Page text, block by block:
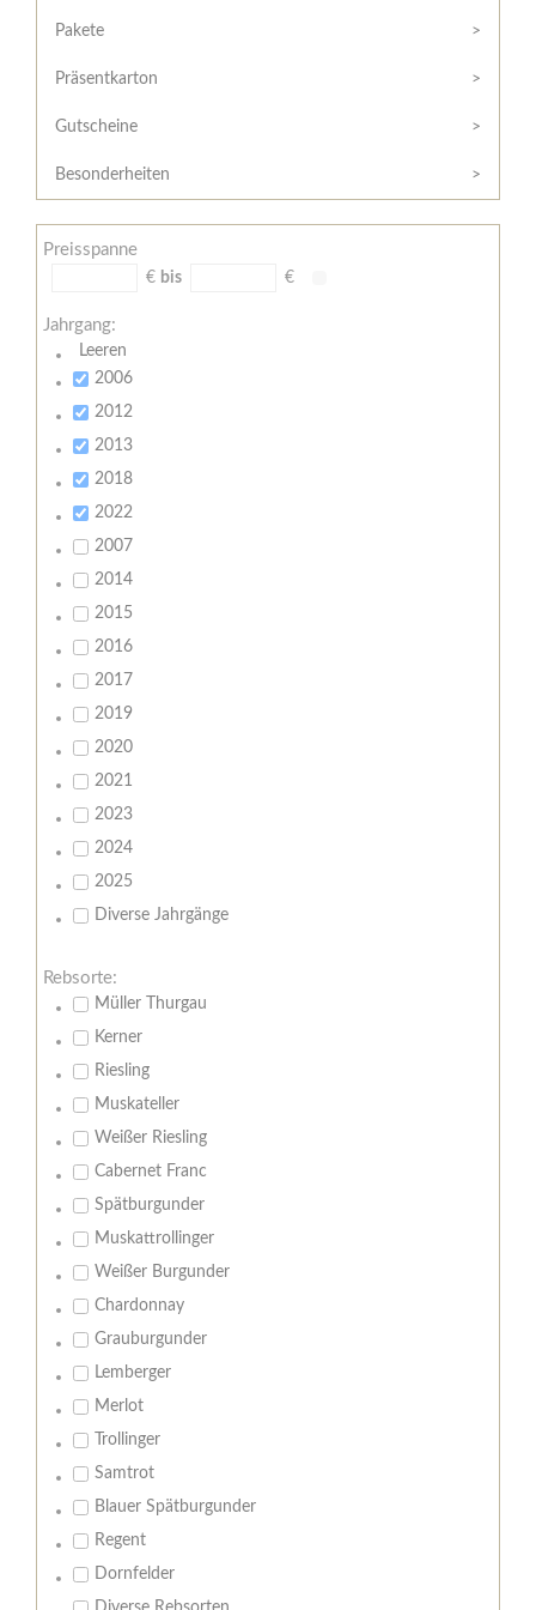
/
Widerrufsformular
AGB
Zahlungsbedingungen
Meine
Pakete
Präsentkarton
Gutscheine
Besonderheiten
Preisspanne
€ bis €
Jahrgang:
Leeren
2006
2012
2013
2018
2022
2007
2014
2015
2016
2017
2019
2020
2021
2023
2024
2025
Diverse Jahrgänge
Rebsorte:
Müller Thurgau
Kerner
Riesling
Muskateller
Weißer Riesling
Cabernet Franc
Spätburgunder
Muskattrollinger
Weißer Burgunder
Chardonnay
Grauburgunder
Lemberger
Merlot
Trollinger
Samtrot
Blauer Spätburgunder
Regent
Dornfelder